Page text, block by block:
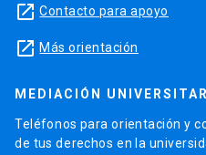
launch Contacto para apoyo
launch Más orientación
MEDIACIÓN
Teléfonos para orientación y
de tus derechos en la